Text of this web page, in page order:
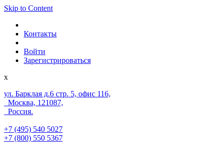
Skip to Content
Контакты
Войти
Зарегистрироваться
x
ул. Барклая д.6 стр. 5, офис 116,
Москва, 121087,
Россия.
+7 (495) 540 5027
+7 (800) 550 5367